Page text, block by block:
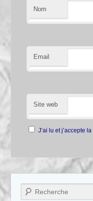
Nom
Email
Site web
J’ai lu et j’accepte la
Recherche